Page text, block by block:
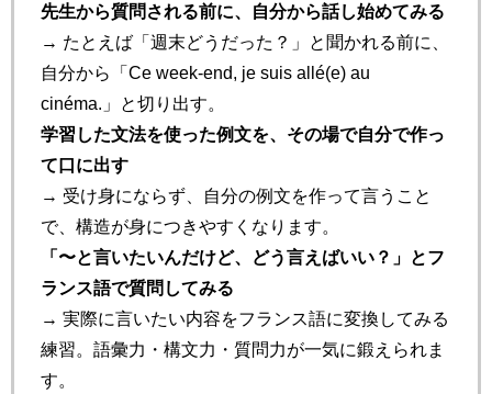
先生から質問される前に、自分から話し始めてみる
→ たとえば「週末どうだった？」と聞かれる前に、
自分から「Ce week-end, je suis allé(e) au
cinéma.」と切り出す。
学習した文法を使った例文を、その場で自分で作っ
て口に出す
→ 受け身にならず、自分の例文を作って言うこと
で、構造が身につきやすくなります。
「〜と言いたいんだけど、どう言えばいい？」とフ
ランス語で質問してみる
→ 実際に言いたい内容をフランス語に変換してみる
練習。語彙力・構文力・質問力が一気に鍛えられま
す。